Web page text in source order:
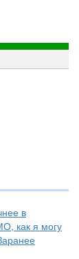
в
как я могу